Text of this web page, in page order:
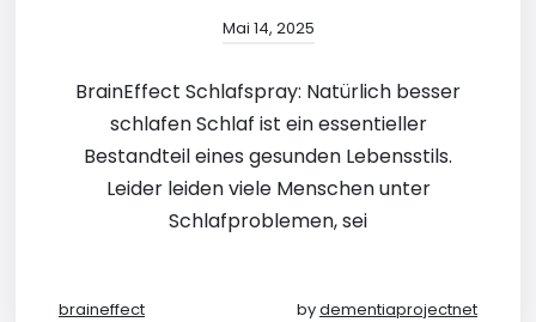
Mai 14, 2025
BrainEffect Schlafspray: Natürlich besser
schlafen Schlaf ist ein essentieller
Bestandteil eines gesunden Lebensstils.
Leider leiden viele Menschen unter
Schlafproblemen, sei
braineffect bydementiaprojectnet